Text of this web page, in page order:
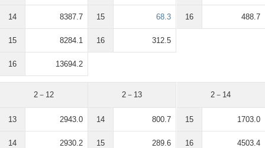
14 8387.7
15 8284.1
16 13694.2
15 68.3
16 312.5
16 488.7
2－12
13 2943.0
14 2930.2
2－13
14 800.7
15 289.6
2－14
15 1703.0
16 4503.4